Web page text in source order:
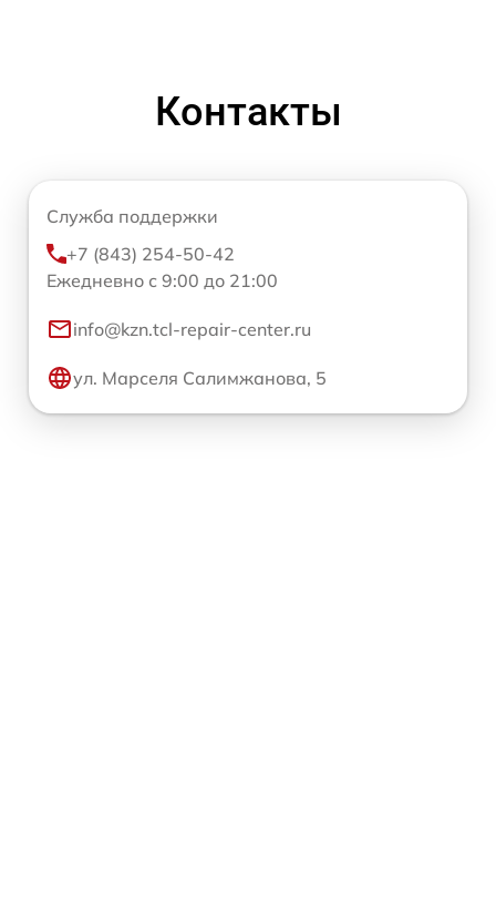
Контакты
Служба поддержки
+7 (843) 254-50-42
Ежедневно с 9:00 до 21:00
info@kzn.tcl-repair-center.ru
ул. Марселя Салимжанова, 5